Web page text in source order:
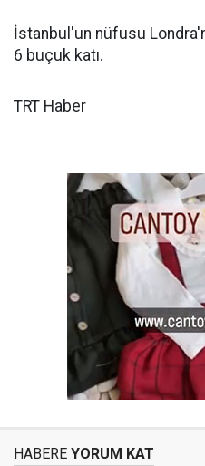
İstanbul'un nüfusu
6 buçuk katı.
TRT Haber
HABERE YORUM KAT